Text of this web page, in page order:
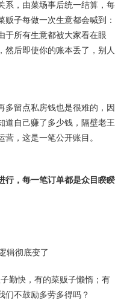
系，由菜场事后统一结算，每
子每做一次生意都会喊到：
于所有生意都被大家看在眼
然后即使你的账本丢了，别人
多留点私房钱也是很难的，因
道自己赚了多少钱，隔壁老王
，这是一笔公开账目。
行，每一笔订单都是众目睽睽
勤快，有的菜贩子懒惰；有
们不鼓励多劳多得吗？